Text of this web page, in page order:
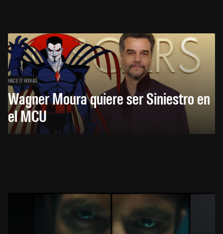
HACE 17 HORAS
Wagner Moura quiere ser Siniestro en
el MCU